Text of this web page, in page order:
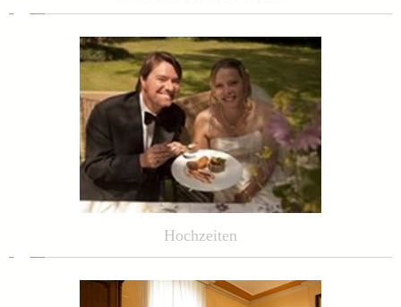
Hochzeiten